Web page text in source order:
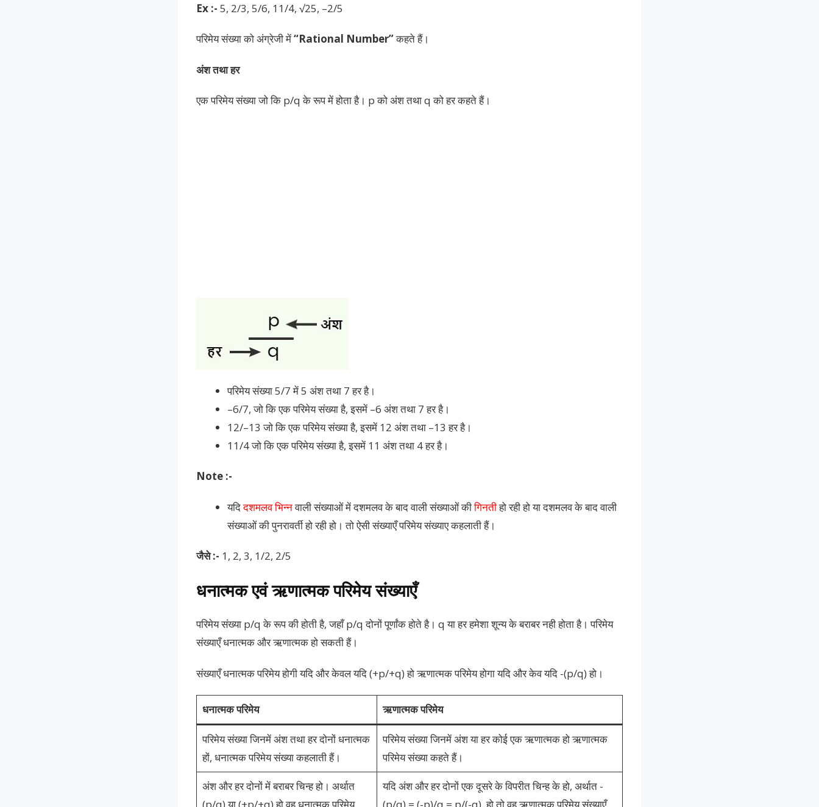
Ex :- 5, 2/3, 5/6, 11/4, √25, –2/5
परिमेय संख्या को अंग्रेजी में“Rational Number”कहते हैं।
अंश तथा हर
एक परिमेय संख्या जो कि p/q के रूप में होता है। p को अंश तथा q को हर कहते हैं।
परिमेय संख्या 5/7 में 5 अंश तथा 7 हर है।
–6/7, जो कि एक परिमेय संख्या है, इसमें –6 अंश तथा 7 हर है।
12/–13 जो कि एक परिमेय संख्या है, इसमें 12 अंश तथा –13 हर है।
11/4 जो कि एक परिमेय संख्या है, इसमें 11 अंश तथा 4 हर है।
Note :-
यदिदशमलव भिन्नवाली संख्याओं में दशमलव के बाद वाली संख्याओं कीगिनतीहो रही हो या दशमलव के बाद वाली
संख्याओं की पुनरावर्ती हो रही हो। तो ऐसी संख्याएँ परिमेय संख्याए कहलाती हैं।
जैसे :- 1, 2, 3, 1/2, 2/5
धनात्मक एवं ऋणात्मक परिमेय संख्याएँ
परिमेय संख्या p/q के रूप की होती है, जहाँ p/q दोनों पूर्णांक होते है। q या हर हमेशा शून्य के बराबर नही होता है। परिमेय
संख्याएँ धनात्मक और ऋणात्मक हो सकती हैं।
संख्याएँ धनात्मक परिमेय होगी यदि और केवल यदि (+p/+q) हो ऋणात्मक परिमेय होगा यदि और केव यदि -(p/q) हो।
धनात्मक परिमेय ऋणात्मक परिमेय
परिमेय संख्या जिनमें अंश तथा हर दोनों धनात्मक
हों, धनात्मक परिमेय संख्या कहलाती हैं।
परिमेय संख्या जिनमें अंश या हर कोई एक ऋणात्मक हो ऋणात्मक
परिमेय संख्या कहते हैं।
अंश और हर दोनों में बराबर चिन्ह हो। अर्थात
यदि अंश और हर दोनों एक दूसरे के विपरीत चिन्ह के हो, अर्थात -